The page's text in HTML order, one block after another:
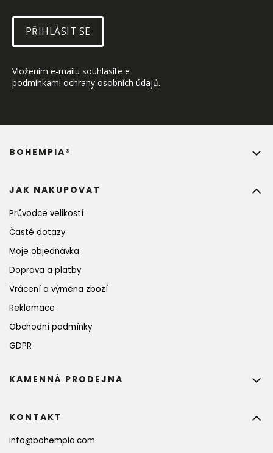
PŘIHLÁSIT SE
Vložením e-mailu souhlasíte e
podmínkami ochrany osobních údajů.
JAK NAKUPOVAT
Průvodce velikostí
Časté dotazy
Moje objednávka
Doprava a platby
Vrácení a výměna zboží
Reklamace
Obchodní podmínky
GDPR
BOHEMPIA®
KONTAKT
info@bohempia.com
KAMENNÁ PRODEJNA